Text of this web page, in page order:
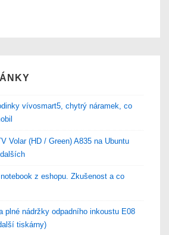
vívosmart5, chytrý náramek, co
Volar (HD / Green) A835 na Ubuntu
z eshopu. Zkušenost a co
plné nádržky odpadního inkoustu E08
tiskárny)